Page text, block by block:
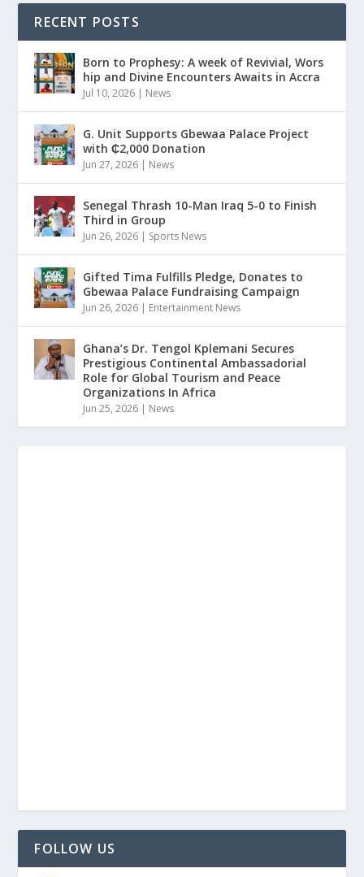
RECENT POSTS
Born to Prophesy: A week of Revivial, Wors
hip and Divine Encounters Awaits in Accra
Jul 10, 2026 News
G. Unit Supports Gbewaa Palace Project
with ₵2,000 Donation
Jun 27, 2026 News
Senegal Thrash 10-Man Iraq 5-0 to Finish
Third in Group
Jun 26, 2026 Sports News
Gifted Tima Fulfills Pledge, Donates to
Gbewaa Palace Fundraising Campaign
Jun 26, 2026 Entertainment News
Ghana’s Dr. Tengol Kplemani Secures
Prestigious Continental Ambassadorial
Role for Global Tourism and Peace
Organizations In Africa
Jun 25, 2026 News
FOLLOW US